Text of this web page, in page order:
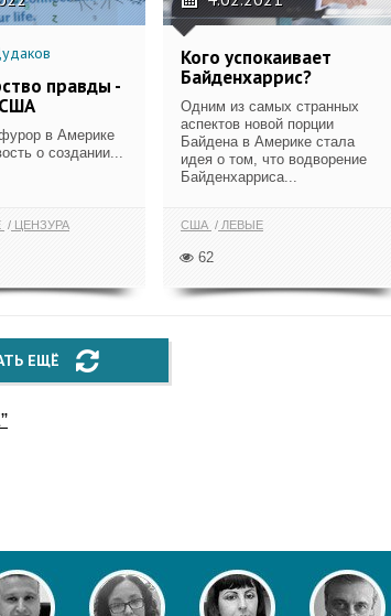
правды -
в Америке
о создании...
ЦЕНЗУРА
Кого успокаивает
Байденхаррис?
Одним из самых странных
аспектов новой порции
Байдена в Америке стала
идея о том, что водворение
Байденхарриса...
США ЛЕВЫЕ
62
ЕЩЁ
”